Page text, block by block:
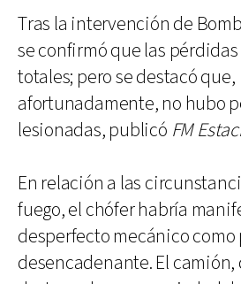
Tras la intervención de
se confirmó que las
totales; pero se destacó que,
afortunadamente, no hubo
lesionadas, publicó FM
En relación a las
fuego, el chófer habría
desperfecto mecánico como
desencadenante. El